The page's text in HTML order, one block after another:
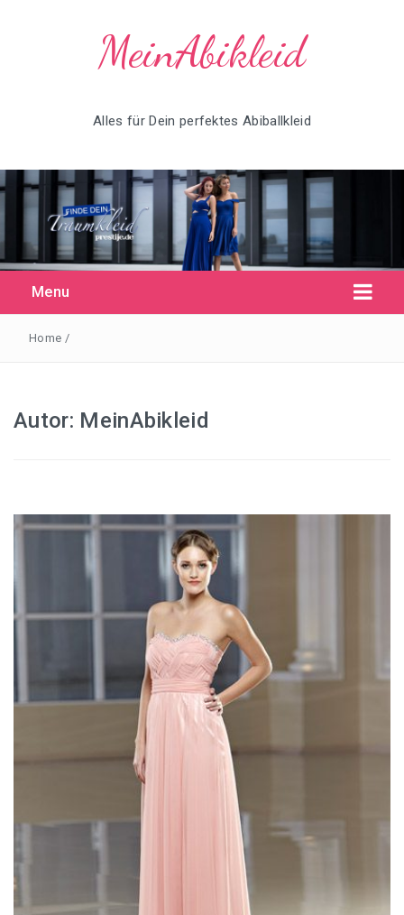
MeinAbikleid
Alles für Dein perfektes Abiballkleid
Menu
Abiballkleid in Blau
Abiballkleid in Bordeaux
Abiballkleid in Champagner
Abiballkleid in Creme
Abiballkleid in Dunkelblau
Abiballkleider in Dunkelrot
Abiballkleid in Mintgrün
Abiballkleid in Rosa
Abiballkleider in Rot
Home /
Autor: MeinAbikleid